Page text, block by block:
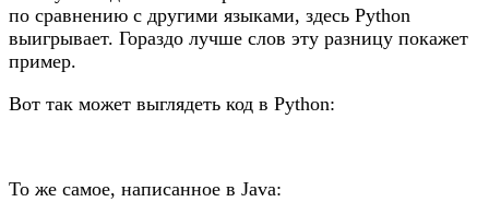
по сравнению с другими языками, здесь Python
выигрывает. Гораздо лучше слов эту разницу покажет
пример.
Вот так может выглядеть код в Python:
То же самое, написанное в Java: